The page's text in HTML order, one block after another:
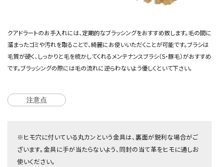
クアドラートのお手入れには、定期的なブラッシングをおすすめ致します。毛の間に
溜まったゴミや汚れを取ることで、綺麗にお使いいただくことが可能です。ブラシは
毛質が硬く、しっかりと毛を梳かしてくれる メンテナンスブラシ（S・豚毛）がおすすめ
です。ブラッシングの際には毛の流れに逆らわないよう優しくといて下さい。
注意点
※ヒモ穴に付いている丸カンという金具は、裏面が鋭利な場合がご
ざいます。金具に手が当たらないよう、同封の当て革をヒモに通しお
使いください。